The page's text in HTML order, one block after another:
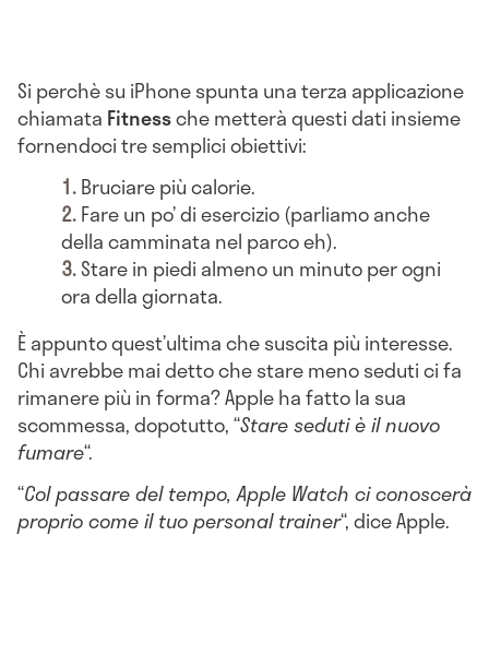
Si perchè su iPhone spunta una terza applicazione
chiamata Fitnessche metterà questi dati insieme
fornendoci tre semplici obiettivi:
Bruciare più calorie.
Fare un po’ di esercizio (parliamo anche
della camminata nel parco eh).
Stare in piedi almeno un minuto per ogni
ora della giornata.
È appunto quest’ultima che suscita più interesse.
Chi avrebbe mai detto che stare meno seduti ci fa
rimanere più in forma? Apple ha fatto la sua
scommessa, dopotutto, “Stare seduti è il nuovo
fumare“.
“Col passare del tempo, Apple Watch ci conoscerà
proprio come il tuo personal trainer“, dice Apple.